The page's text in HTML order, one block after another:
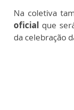
Na coletiva
oficial que
da celebração